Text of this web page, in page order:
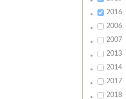
2016
2006
2007
2013
2014
2017
2018